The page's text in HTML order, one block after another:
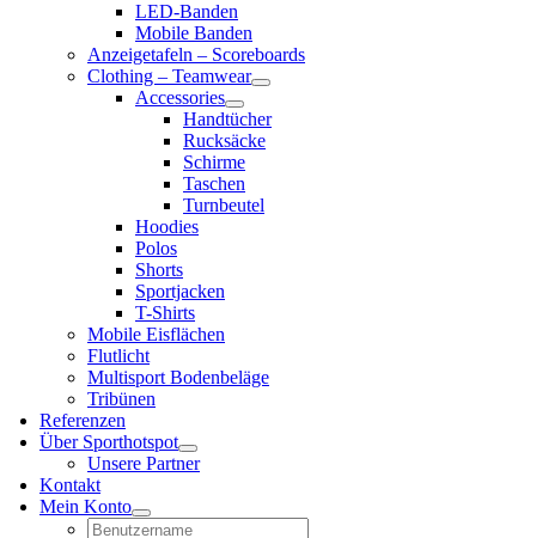
LED-Banden
Mobile Banden
Anzeigetafeln – Scoreboards
Clothing – Teamwear
Accessories
Handtücher
Rucksäcke
Schirme
Taschen
Turnbeutel
Hoodies
Polos
Shorts
Sportjacken
T-Shirts
Mobile Eisflächen
Flutlicht
Multisport Bodenbeläge
Tribünen
Referenzen
Über Sporthotspot
Unsere Partner
Kontakt
Mein Konto
Username: